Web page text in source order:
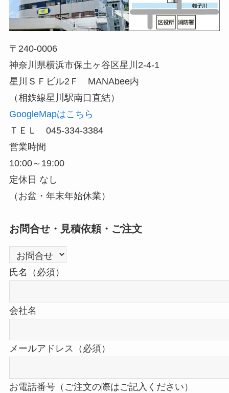
〒240-0006
神奈川県横浜市保土ヶ谷区星川2-4-1
星川ＳＦビル2Ｆ MANAbee内
（相鉄線星川駅南口直結）
GoogleMapはこちら
ＴＥＬ 045-334-3384
営業時間
10:00～19:00
定休日 なし
（お盆・年末年始休業）
お問合せ・見積依頼・ご注文
氏名（必須）
会社名
メールアドレス（必須）
お電話番号（ご注文の際はご記入ください）